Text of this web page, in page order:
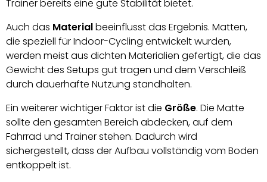
Trainer bereits eine gute Stabilität bietet.
Auch das Materialbeeinflusst das Ergebnis. Matten,
die speziell für Indoor-Cycling entwickelt wurden,
werden meist aus dichten Materialien gefertigt, die das
Gewicht des Setups gut tragen und dem Verschleiß
durch dauerhafte Nutzung standhalten.
Ein weiterer wichtiger Faktor ist die Größe. Die Matte
sollte den gesamten Bereich abdecken, auf dem
Fahrrad und Trainer stehen. Dadurch wird
sichergestellt, dass der Aufbau vollständig vom Boden
entkoppelt ist.